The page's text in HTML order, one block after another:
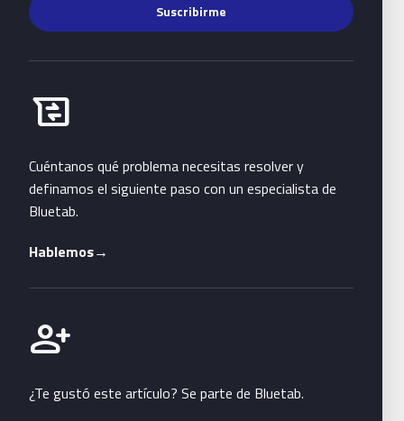
Suscribirme
business_messages
Habla con Bluetab
Cuéntanos qué problema necesitas resolver y
definamos el siguiente paso con un especialista de
Bluetab.
Hablemos→
person_add
Únete a Bluetab
¿Te gustó este artículo? Se parte de Bluetab.